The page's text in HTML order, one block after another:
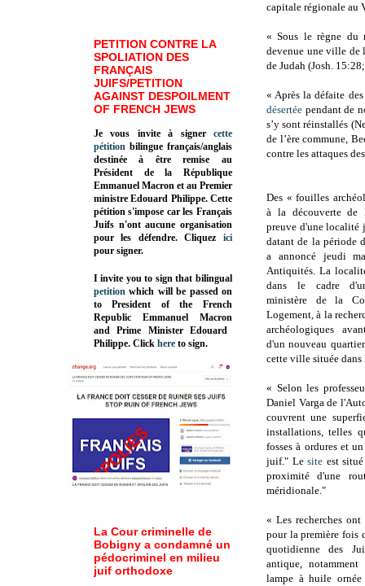
capitale régionale au
« Sous le règne du
devenue une ville de
de Judah (Josh.
« Après la défaite
désertée pendant de
s’y sont réinstallés
de l’ère commune,
contre les attaques
Des « fouilles
à la découverte de
preuve d'une localité
datant de la période
a annoncé jeudi
Antiquités. La
dans le cadre
ministère de la
Logement, à la
archéologiques
d'un nouveau
cette ville située
« Selon les
Daniel Varga de
couvrent une
installations, telles
fosses à ordures et
juif." Le site est
proximité d'une
méridionale."
«Les recherches
pour la première fois
quotidienne des
antique,
lampe à huile ornée
PETITION CONTRE LA
SPOLIATION DES
FRANÇAIS
JUIFS/PETITION
AGAINST DESPOILMENT
OF FRENCH JEWS
Je vous invite à signer cette
pétition bilingue français/anglais
destinée à être remise au
Président de la République
Emmanuel Macron et au Premier
ministre Edouard Philippe. Cette
pétition s'impose car les Français
Juifs n'ont aucune organisation
pour les défendre. Cliquez
ici
pour signer.
I invite you to sign that bilingual
petition which will be passed on
to President of the French
Republic Emmanuel Macron
and Prime MinisterEdouard
Philippe. Click here to sign.
La Cour criminelle de
Bobigny a condamné un
pédocriminel en milieu
juif orthodoxe